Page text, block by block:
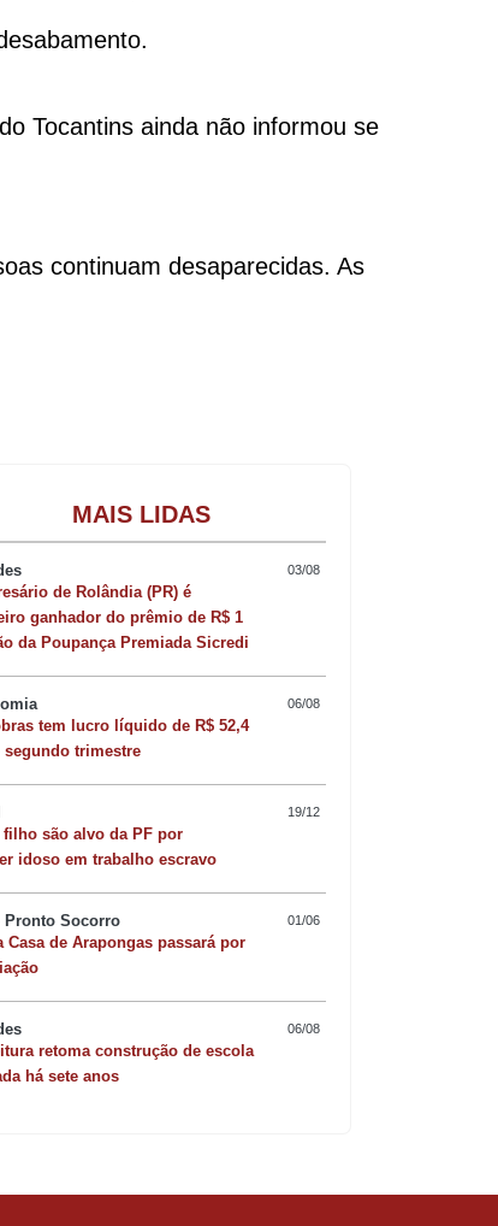
Tocantins ainda não informou se
continuam desaparecidas. As
risoto de camarão
MAIS LIDAS
03/08
de Rolândia (PR) é
ganhador do prêmio de R$ 1
da Poupança Premiada Sicredi
06/08
tem lucro líquido de R$ 52,4
segundo trimestre
19/12
filho são alvo da PF por
idoso em trabalho escravo
Pronto Socorro 01/06
Casa de Arapongas passará por
06/08
retoma construção de escola
há sete anos